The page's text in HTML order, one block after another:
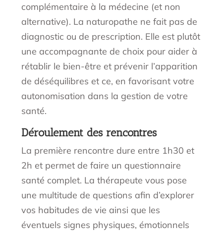
complémentaire à la médecine (et non
alternative). La naturopathe ne fait pas de
diagnostic ou de prescription. Elle est plutôt
une accompagnante de choix pour aider à
rétablir le bien-être et prévenir l’apparition
de déséquilibres et ce, en favorisant votre
autonomisation dans la gestion de votre
santé.
Déroulement des rencontres
La première rencontre dure entre 1h30 et
2h et permet de faire un questionnaire
santé complet. La thérapeute vous pose
une multitude de questions afin d’explorer
vos habitudes de vie ainsi que les
éventuels signes physiques, émotionnels